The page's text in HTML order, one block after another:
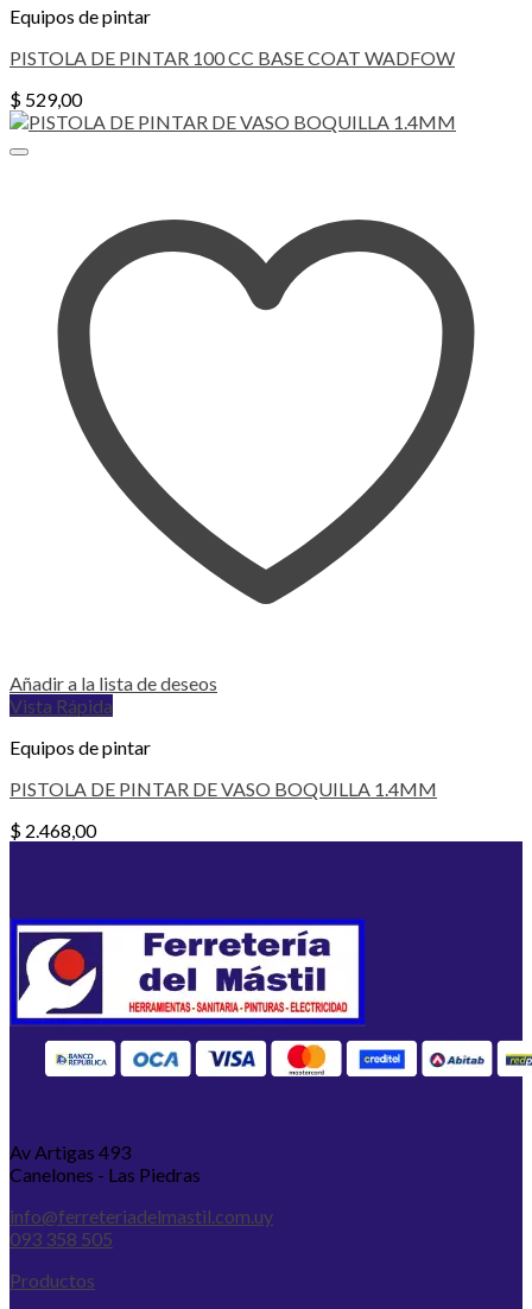
Equipos de pintar
PISTOLA DE PINTAR 100 CC BASE COAT WADFOW
$ 529,00
Añadir a la lista de deseos
Vista Rápida
Equipos de pintar
PISTOLA DE PINTAR DE VASO BOQUILLA 1.4MM
$ 2.468,00
Av Artigas 493
Canelones - Las Piedras
info@ferreteriadelmastil.com.uy
093 358 505
Productos